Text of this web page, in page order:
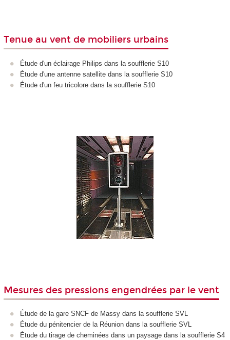
Tenue au vent de mobiliers urbains
Étude d'un éclairage Philips dans la soufflerie S10
Étude d'une antenne satellite dans la soufflerie S10
Étude d'un feu tricolore dans la soufflerie S10
Mesures des pressions engendrées par le vent
Étude de la gare SNCF de Massy dans la soufflerie SVL
Étude du pénitencier de la Réunion dans la soufflerie SVL
Étude du tirage de cheminées dans un paysage dans la soufflerie S4